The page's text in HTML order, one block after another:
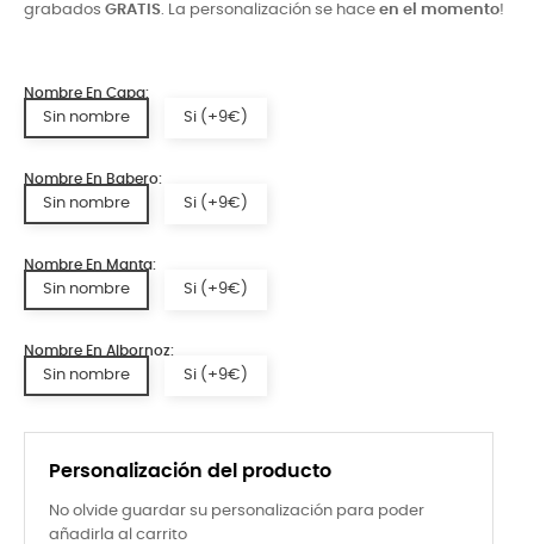
grabados GRATIS. La personalización se hace en el momento!
Personalización del producto
No olvide guardar su personalización para poder
añadirla al carrito
Nombre En Capa:
Sin nombre Si (+9€)
Nombre En Babero:
Sin nombre Si (+9€)
Nombre En Manta:
Sin nombre Si (+9€)
Nombre En Albornoz:
Sin nombre Si (+9€)